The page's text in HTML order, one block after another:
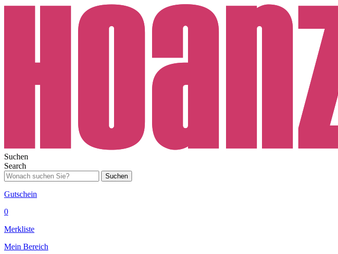
Suchen
Search
Suchen
Gutschein
0
Merkliste
Mein Bereich